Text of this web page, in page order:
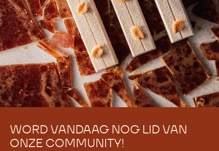
WORD VANDAAG NOG LID VAN
ONZE COMMUNITY!